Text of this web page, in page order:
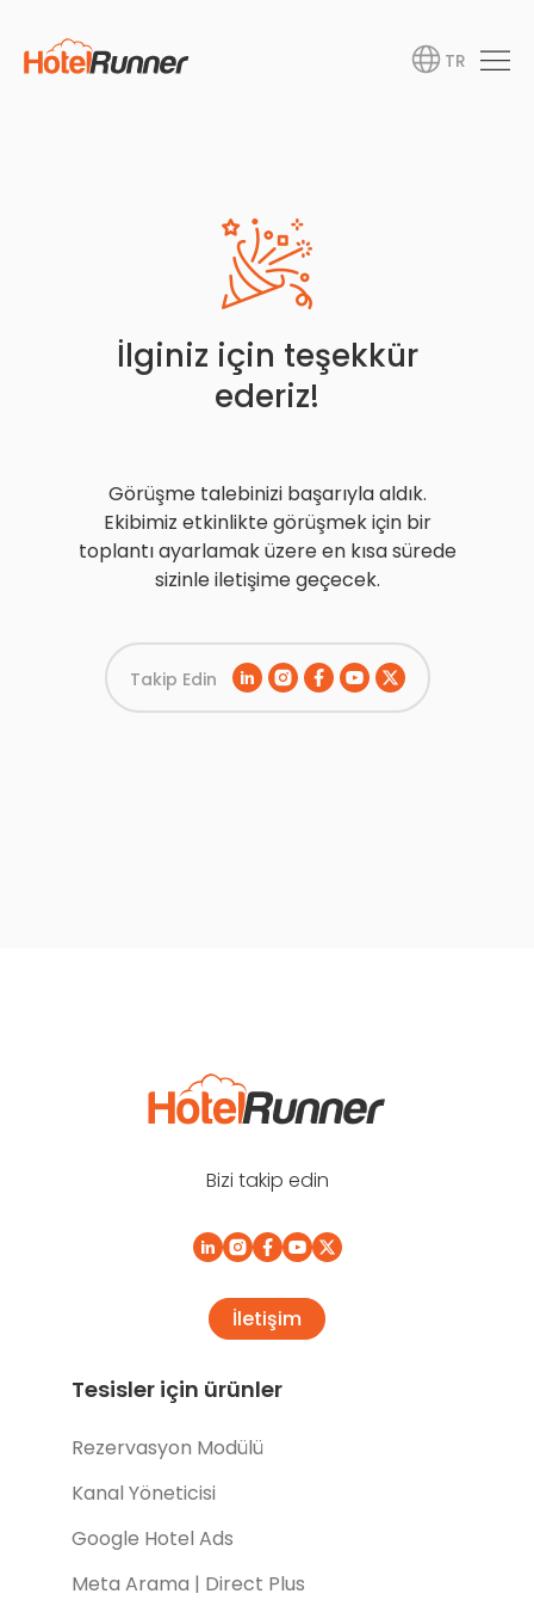
TR
İlginiz için teşekkür
ederiz!
Görüşme talebinizi başarıyla aldık.
Ekibimiz etkinlikte görüşmek için bir
toplantı ayarlamak üzere en kısa sürede
sizinle iletişime geçecek.
Takip Edin
Bizi takip edin
İletişim
Tesisler için ürünler
Rezervasyon Modülü
Kanal Yöneticisi
Google Hotel Ads
Meta Arama | Direct Plus